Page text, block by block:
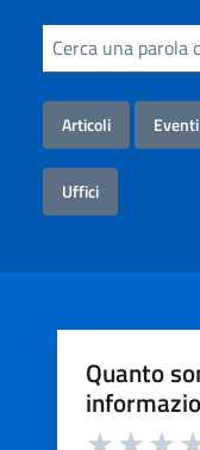
Cerca informazioni, servizi, persone
Articoli Eventi
Uffici
Quanto
Valuta da 1 a 5